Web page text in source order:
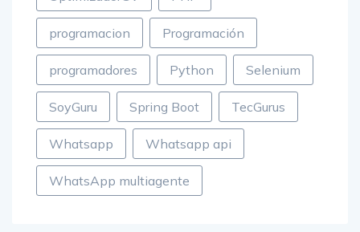
programacion Programación
programadores Python Selenium
SoyGuru Spring Boot TecGurus
Whatsapp Whatsapp api
WhatsApp multiagente